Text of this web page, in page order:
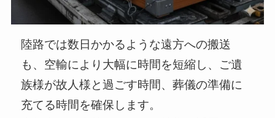
陸路では数日かかるような遠方への搬送
も、空輸により大幅に時間を短縮し、ご遺
族様が故人様と過ごす時間、葬儀の準備に
充てる時間を確保します。